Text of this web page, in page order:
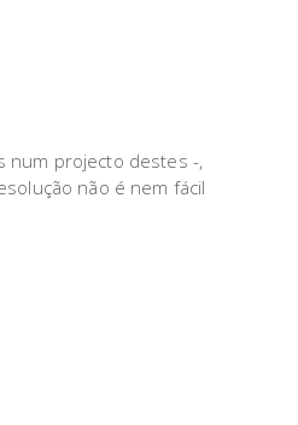
num projecto destes -,
não é nem fácil